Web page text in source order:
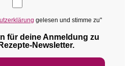
gelesen und stimme zu"
für deine Anmeldung zu